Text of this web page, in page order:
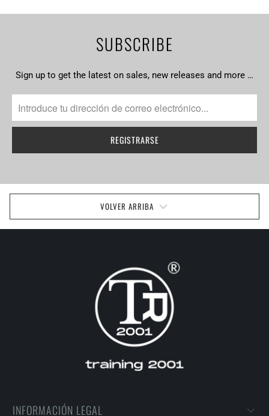
SUBSCRIBE
Sign up to get the latest on sales, new releases and more …
VOLVER ARRIBA
INFORMACIÓN LEGAL